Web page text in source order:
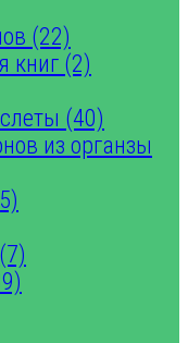
(22)
книг (2)
(40)
из органзы